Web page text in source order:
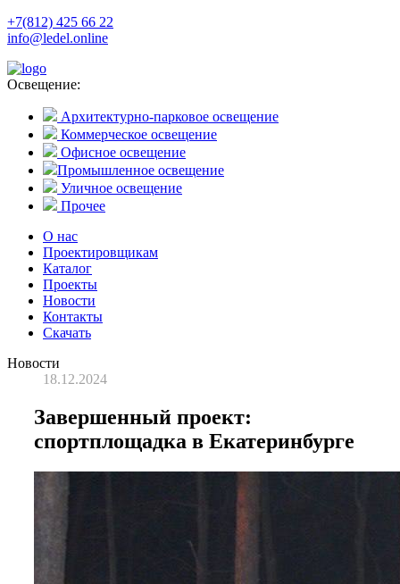
+7(812) 425 66 22
info@ledel.online
Освещение:
Архитектурно-парковое освещение
Коммерческое освещение
Офисное освещение
Промышленное освещение
Уличное освещение
Прочее
О нас
Проектировщикам
Каталог
Проекты
Новости
Контакты
Скачать
Новости
18.12.2024
Завершенный проект:
спортплощадка в Екатеринбурге